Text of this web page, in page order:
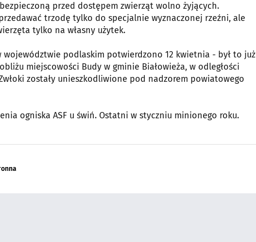
przed dostępem zwierząt wolno żyjących.
trzodę tylko do specjalnie wyznaczonej rzeźni, ale
tylko na własny użytek.
województwie podlaskim potwierdzono 12 kwietnia - był to już
miejscowości Budy w gminie Białowieża, w odległości
zostały unieszkodliwione pod nadzorem powiatowego
ogniska ASF u świń. Ostatni w styczniu minionego roku.